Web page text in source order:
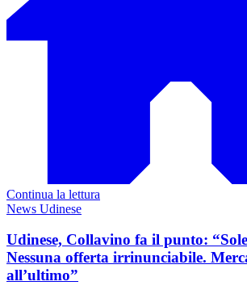
Continua la lettura
News Udinese
Udinese, Collavino fa il punto:
Nessuna offerta irrinunciabile.
all’ultimo”